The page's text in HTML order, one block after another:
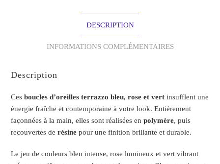
DESCRIPTION
INFORMATIONS COMPLÉMENTAIRES
Description
Cesboucles d’oreilles terrazzo bleu, rose et vert insufflent une
énergie fraîche et contemporaine à votre look. Entièrement
façonnées à la main, elles sont réalisées enpolymère, puis
recouvertes derésine pour une finition brillante et durable.
Le jeu de couleurs bleu intense, rose lumineux et vert vibrant